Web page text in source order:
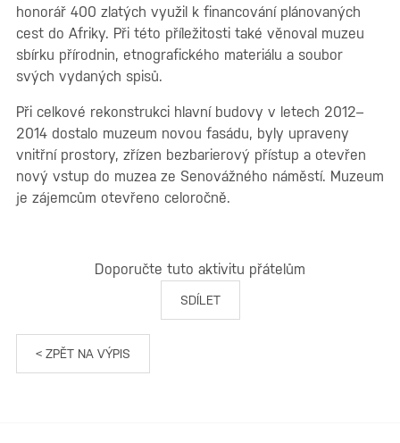
honorář 400 zlatých využil k financování plánovaných
cest do Afriky. Při této příležitosti také věnoval muzeu
sbírku přírodnin, etnografického materiálu a soubor
svých vydaných spisů.
Při celkové rekonstrukci hlavní budovy v letech 2012–
2014 dostalo muzeum novou fasádu, byly upraveny
vnitřní prostory, zřízen bezbarierový přístup a otevřen
nový vstup do muzea ze Senovážného náměstí. Muzeum
je zájemcům otevřeno celoročně.
Doporučte tuto aktivitu přátelům
SDÍLET
< ZPĚT NA VÝPIS